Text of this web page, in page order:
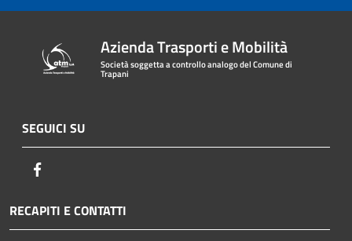
Azienda Trasporti e Mobilità
Società soggetta a controllo analogo del Comune di
Trapani
SEGUICI SU
RECAPITI E CONTATTI